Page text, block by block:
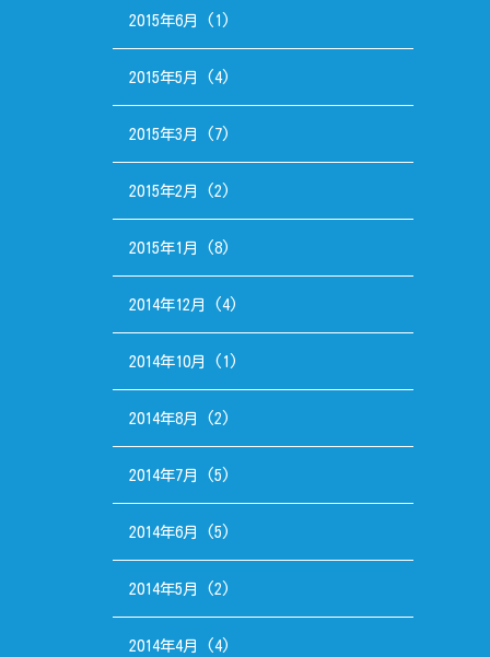
2015年6月 (1)
2015年5月 (4)
2015年3月 (7)
2015年2月 (2)
2015年1月 (8)
2014年12月 (4)
2014年10月 (1)
2014年8月 (2)
2014年7月 (5)
2014年6月 (5)
2014年5月 (2)
2014年4月 (4)